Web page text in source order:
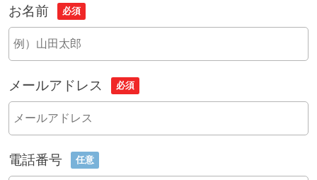
お名前 必須
メールアドレス 必須
電話番号 任意